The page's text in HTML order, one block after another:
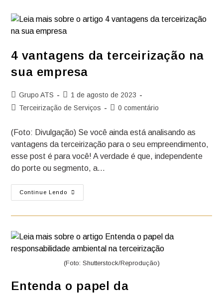
4 vantagens da terceirização na
sua empresa
Grupo ATS
1 de agosto de 2023
Terceirização de Serviços
0 comentário
(Foto: Divulgação) Se você ainda está analisando as
vantagens da terceirização para o seu empreendimento,
esse post é para você! A verdade é que, independente
do porte ou segmento, a…
Continue Lendo
(Foto: Shutterstock/Reprodução)
Entenda o papel da